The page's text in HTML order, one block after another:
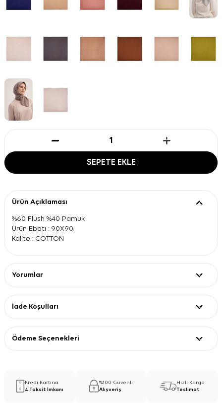
SEPETE EKLE
Ürün Açıklaması
%60 Flush %40 Pamuk
Ürün Ebatı : 90X90
Kalite : COTTON
Yorumlar
İade Koşulları
Ödeme Seçenekleri
Kredi Kartına
4 Taksit İmkanı
%100 Güvenli
Alışveriş
Hızlı Kargo
Teslimat